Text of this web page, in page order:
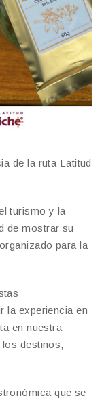
de la ruta Latitud
turismo y la
de mostrar su
para la
la experiencia en
en nuestra
destinos,
que se